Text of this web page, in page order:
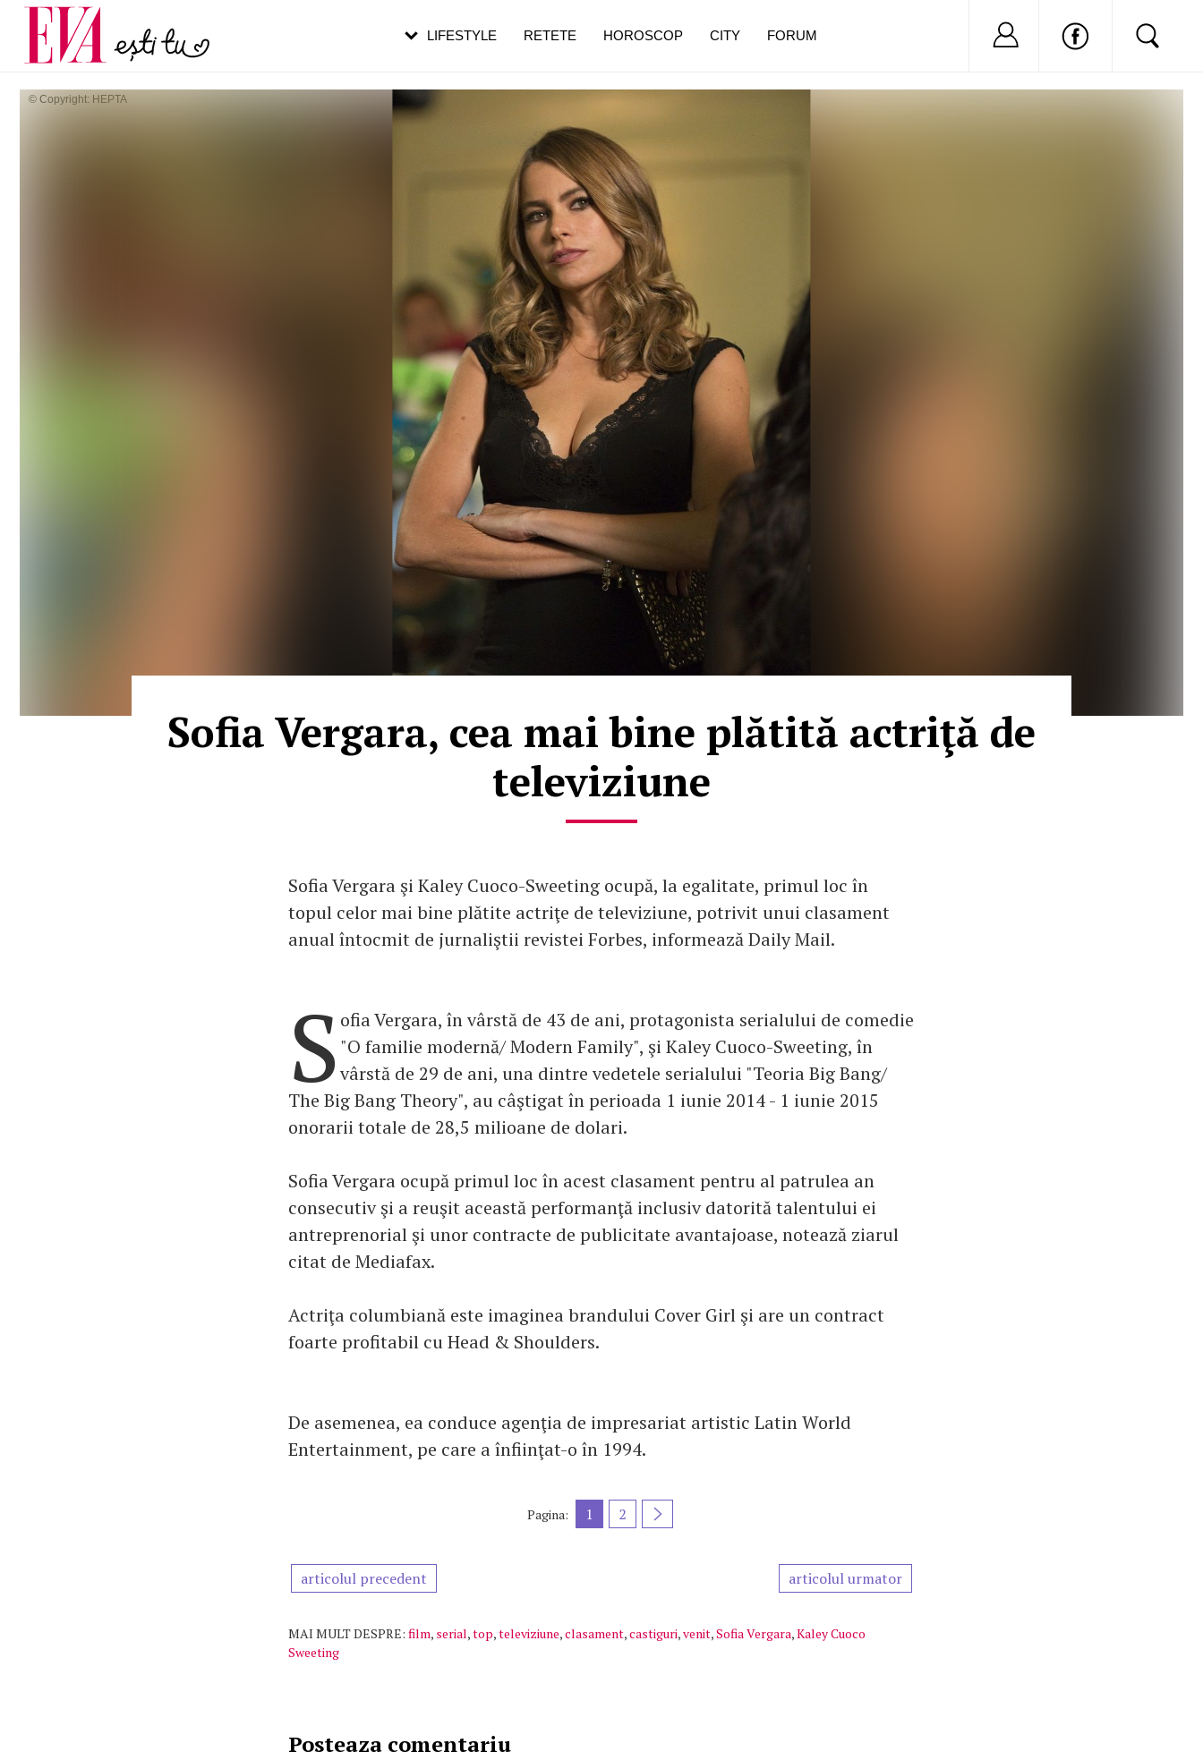
© Copyright: HEPTA
Sofia Vergara, cea mai bine plătită actriţă de
televiziune
Sofia Vergara şi Kaley Cuoco-Sweeting ocupă, la egalitate, primul loc în
topul celor mai bine plătite actriţe de televiziune, potrivit unui clasament
anual întocmit de jurnaliştii revistei Forbes, informează Daily Mail.
S ofia Vergara, în vârstă de 43 de ani, protagonista serialului de comedie
"O familie modernă/ Modern Family", şi Kaley Cuoco-Sweeting, în
vârstă de 29 de ani, una dintre vedetele serialului "Teoria Big Bang/
The Big Bang Theory", au câştigat în perioada 1 iunie 2014 - 1 iunie 2015
onorarii totale de 28,5 milioane de dolari.
Sofia Vergara ocupă primul loc în acest clasament pentru al patrulea an
consecutiv şi a reuşit această performanţă inclusiv datorită talentului ei
antreprenorial şi unor contracte de publicitate avantajoase, notează ziarul
citat de Mediafax.
Actriţa columbiană este imaginea brandului Cover Girl şi are un contract
foarte profitabil cu Head & Shoulders.
De asemenea, ea conduce agenţia de impresariat artistic Latin World
Entertainment, pe care a înfiinţat-o în 1994.
Pagina: 1 2
articolul precedent articolul urmator
MAI MULT DESPRE: film, serial,top,televiziune,clasament,castiguri,venit,Sofia Vergara,Kaley Cuoco
Sweeting
Posteaza comentariu
LIFESTYLE RETETE HOROSCOP CITY FORUM Nu ai cont?
Carieră
Actualitate
pe măsură ce înaintezi în vârstă